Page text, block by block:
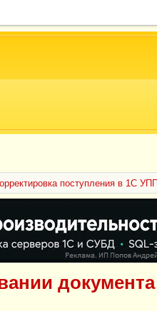
поступления в 1С